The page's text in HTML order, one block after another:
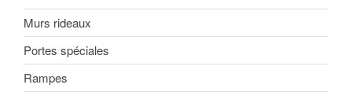
Murs rideaux
Portes spéciales
Rampes